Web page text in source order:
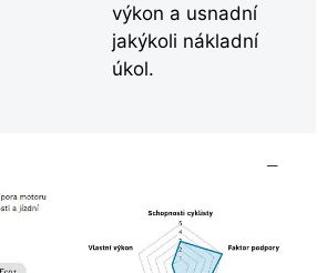
výkon a usnadní
jakýkoli nákladní
úkol.